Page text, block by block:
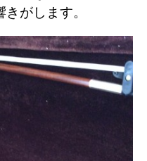
がします。